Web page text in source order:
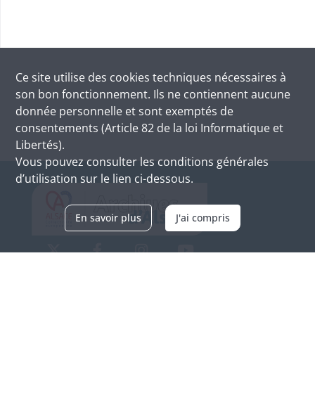
Ce site utilise des cookies techniques nécessaires à
son bon fonctionnement. Ils ne contiennent aucune
donnée personnelle et sont exemptés de
consentements (Article 82 de la loi Informatique et
Libertés).
Vous pouvez consulter les conditions générales
d’utilisation sur le lien ci-dessous.
En savoir plus J'ai compris